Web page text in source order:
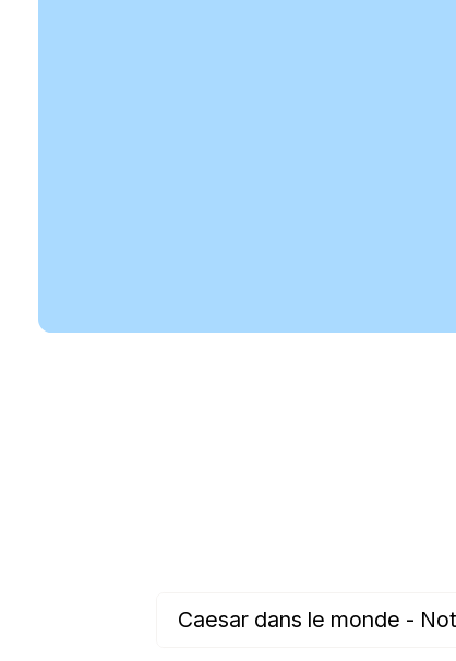
Caesar dans le monde -